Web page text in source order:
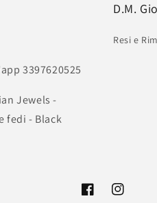
3397620525
Jewels -
fedi - Black
D.M.
Resi e
FacebookInstagram